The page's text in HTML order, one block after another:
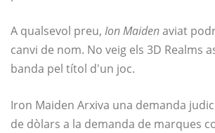
A qualsevol preu, Ion Maidenaviat
canvi de nom. No veig els 3D Realms
banda pel títol d'un joc.
Iron Maiden Arxiva una demanda
de dòlars a la demanda de marques